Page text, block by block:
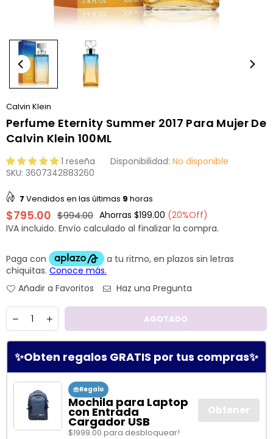
Calvin Klein
Perfume Eternity Summer 2017 Para Mujer De
Calvin Klein 100ML
1 reseña Disponibilidad: No disponible
SKU: 3607342883260
7 Vendidos en las últimas 9 horas
Precio
habitual
$795.00 $994.00 Ahorras $199.00 (20%Off)
IVA incluido. Envío calculado al finalizar la compra.
Añadir a Favoritos
Haz una Pregunta
Cantidad
AGOTADO
✨Obten regalos GRATIS por tus compras✨
Regalo
Mochila para Laptop
con Entrada
Cargador USB
$1999.00 para desbloquear!
Obtener